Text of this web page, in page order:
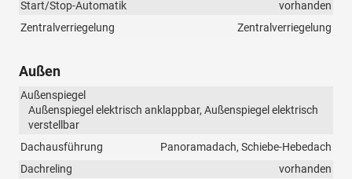
Start/Stop-Automatik
vorhanden
Zentralverriegelung
Zentralverriegelung
Außen
Außenspiegel
Außenspiegel elektrisch anklappbar, Außenspiegel elektrisch
verstellbar
Dachausführung
Panoramadach, Schiebe-Hebedach
Dachreling
vorhanden